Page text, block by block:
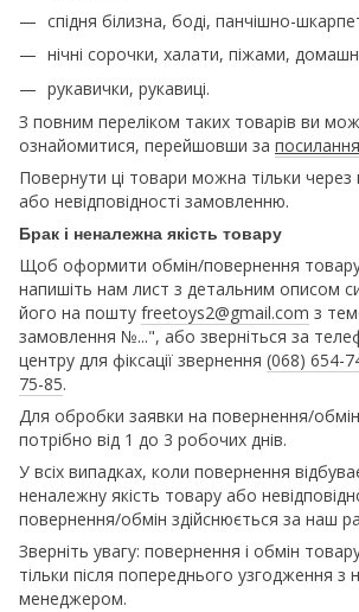
спідня білизна, боді, панчішно-
нічні сорочки, халати, піжами,
рукавички, рукавиці.
З повним переліком таких товарів ви
ознайомитися, перейшовши за
Повернути ці товари можна тільки
або невідповідності замовленню.
Брак і неналежна якість товару
Щоб оформити обмін/повернення
напишіть нам лист з детальним описом
його на пошту freetoys2@gmail.com з
замовлення №...", або зверніться за
центру для фіксації звернення (068) 654-
75-85.
Для обробки заявки на повернення/
потрібно від 1 до 3 робочих днів.
У всіх випадках, коли повернення
неналежну якість товару або
повернення/обмін здійснюється за наш
Зверніть увагу: повернення і обмін
тільки після попереднього узгодження з
менеджером.